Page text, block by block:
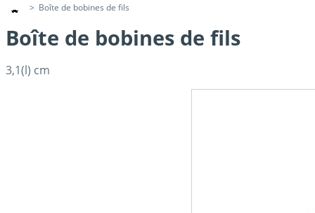
> Boîte de bobines de fils
Boîte de bobines de fils
3,1(l) cm